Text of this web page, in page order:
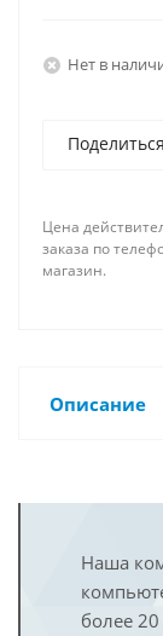
Нет в
Поделиться
Цена
заказа по
магазин.
Описание
Наша
более 20